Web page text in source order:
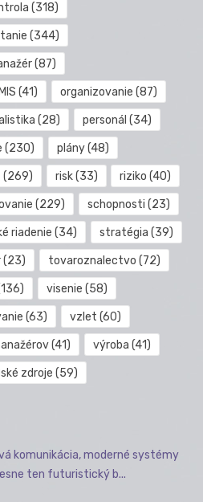
(318)
(344)
(87)
MIS (41) organizovanie (87)
(28) personál (34)
(230) plány(48)
(269) risk(33) riziko (40)
(229) schopnosti (23)
riadenie (34) stratégia (39)
(23) tovaroznalectvo (72)
visenie (58)
(63) vzlet (60)
(41) výroba (41)
zdroje (59)
komunikácia, moderné systémy
ten futuristický b...